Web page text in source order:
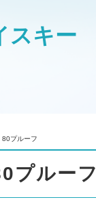
スキー
プルーフ
プルーフ